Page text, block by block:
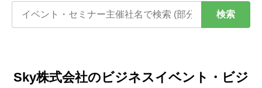
検索
Sky株式会社のビジネスイベント・ビジ